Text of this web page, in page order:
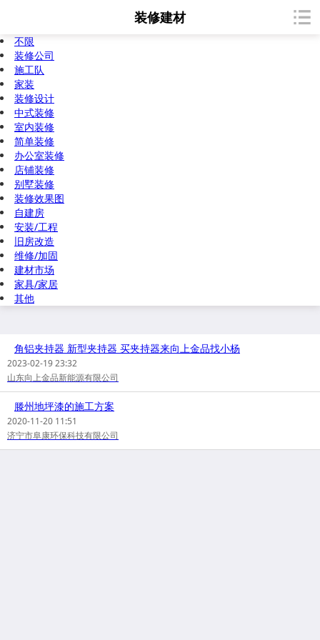
装修建材
不限
装修公司
施工队
家装
装修设计
中式装修
室内装修
简单装修
办公室装修
店铺装修
别墅装修
装修效果图
自建房
安装/工程
旧房改造
维修/加固
建材市场
家具/家居
其他
角铝夹持器 新型夹持器 买夹持器来向上金品找小杨
2023-02-19 23:32
山东向上金品新能源有限公司
滕州地坪漆的施工方案
2020-11-20 11:51
济宁市阜康环保科技有限公司